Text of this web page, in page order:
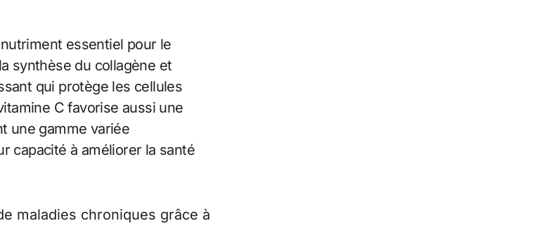
essentiel pour le
synthèse du collagène et
qui protège les cellules
C favorise aussi une
une gamme variée
capacité à améliorer la santé
maladies chroniques grâce à